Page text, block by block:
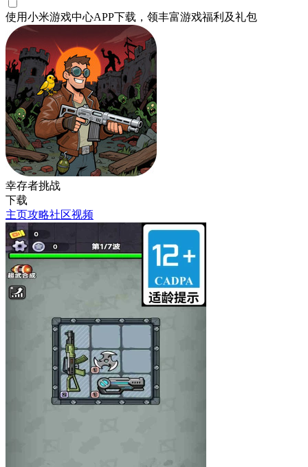
使用小米游戏中心APP下载 ，领丰富游戏福利 及礼包
幸存者挑战
下载
主页攻略社区视频